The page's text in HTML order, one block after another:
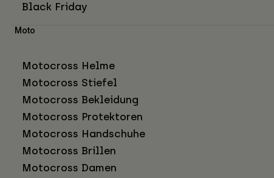
Black Friday
Moto
Motocross Helme
Motocross Stiefel
Motocross Bekleidung
Motocross Protektoren
Motocross Handschuhe
Motocross Brillen
Motocross Damen